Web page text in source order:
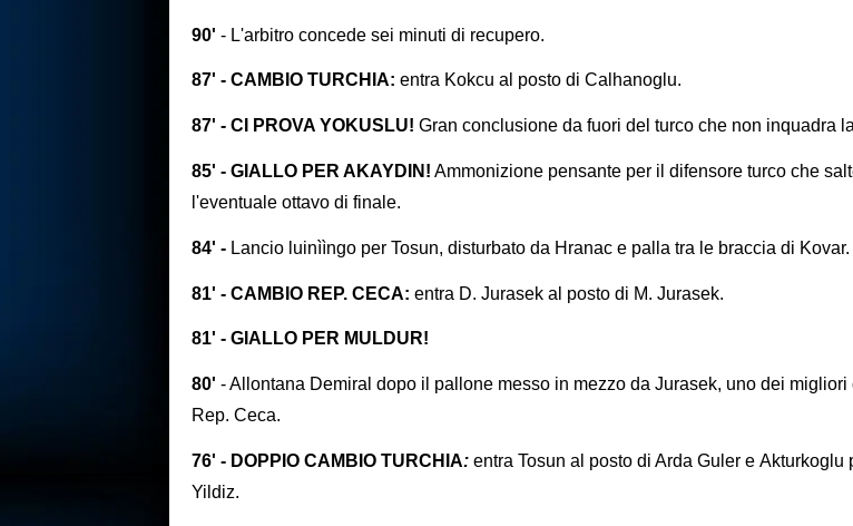
90' - L'arbitro concede sei minuti di recupero.
87' - CAMBIO TURCHIA: entra Kokcu al posto di Calhanoglu.
87' - CI PROVA YOKUSLU! Gran conclusione da fuori del turco che non inquadra
85' - GIALLO PER AKAYDIN! Ammonizione pensante per il difensore turco che
l'eventuale ottavo di finale.
84' - Lancio luinììngo per Tosun, disturbato da Hranac e palla tra le braccia di Kovar.
81' - CAMBIO REP. CECA: entra D. Jurasek al posto di M. Jurasek.
81' - GIALLO PER MULDUR!
80' - Allontana Demiral dopo il pallone messo in mezzo da Jurasek, uno dei migliori
Rep. Ceca.
76' - DOPPIO CAMBIO TURCHIA: entra Tosun al posto di Arda Guler e Akturkoglu
Yildiz.